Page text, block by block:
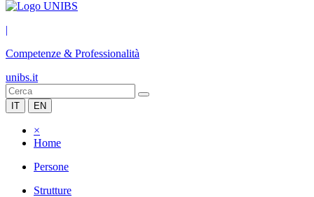
|
Competenze & Professionalità
unibs.it
IT EN
×
Home
Persone
Strutture